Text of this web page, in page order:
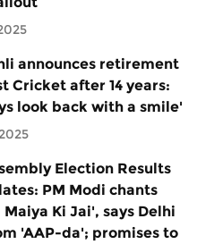
announces retirement
Cricket after 14 years:
look back with a smile'
Election Results
PM Modi chants
Maiya Ki Jai', says Delhi
'AAP-da'; promises to